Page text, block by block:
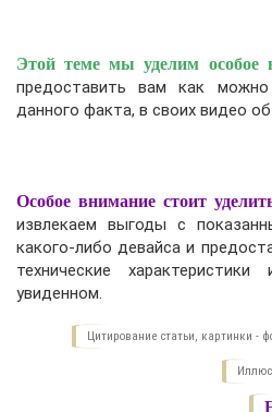
Этой теме мы уделим особое
предоставить вам как можно
данного факта, в своих видео
Особое внимание стоит
извлекаем выгоды с
какого-либо девайса и
технические
увиденном.
Цитирование статьи, картинки -